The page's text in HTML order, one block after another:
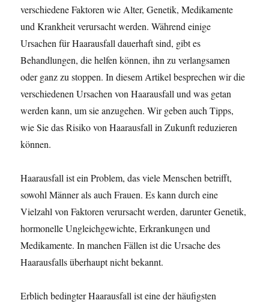
verschiedene Faktoren wie Alter, Genetik, Medikamente
und Krankheit verursacht werden. Während einige
Ursachen für Haarausfall dauerhaft sind, gibt es
Behandlungen, die helfen können, ihn zu verlangsamen
oder ganz zu stoppen. In diesem Artikel besprechen wir die
verschiedenen Ursachen von Haarausfall und was getan
werden kann, um sie anzugehen. Wir geben auch Tipps,
wie Sie das Risiko von Haarausfall in Zukunft reduzieren
können.
Haarausfall ist ein Problem, das viele Menschen betrifft,
sowohl Männer als auch Frauen. Es kann durch eine
Vielzahl von Faktoren verursacht werden, darunter Genetik,
hormonelle Ungleichgewichte, Erkrankungen und
Medikamente. In manchen Fällen ist die Ursache des
Haarausfalls überhaupt nicht bekannt.
Erblich bedingter Haarausfall ist eine der häufigsten